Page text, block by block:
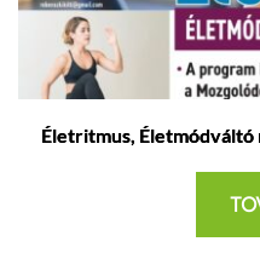
Életritmus, Életmódváltó